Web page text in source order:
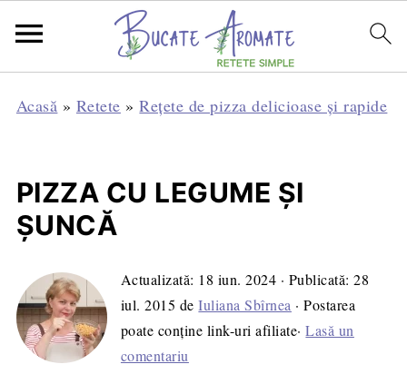
Acasă » Retete »Rețete de pizza delicioase și rapide
PIZZA CU LEGUME ŞI
ŞUNCĂ
Actualizată: 18 iun. 2024 · Publicată:28
iul. 2015 deIuliana Sbîrnea · Postarea
poate conține link-uri afiliate·Lasă un
comentariu